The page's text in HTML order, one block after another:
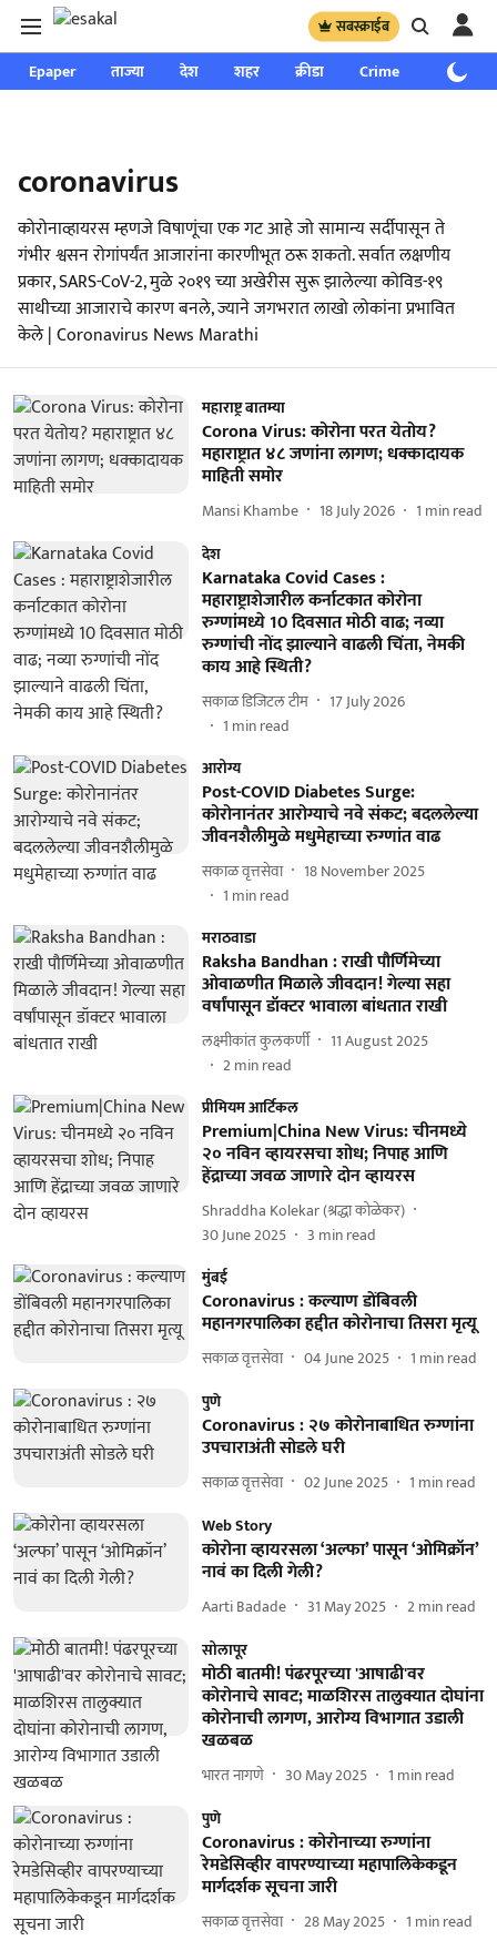
सबस्क्राईब
Epaper ताज्या देश शहर क्रीडा Crime साप्ताहिक
coronavirus
कोरोनाव्हायरस म्हणजे विषाणूंचा एक गट आहे जो सामान्य सर्दीपासून ते
गंभीर श्वसन रोगांपर्यंत आजारांना कारणीभूत ठरू शकतो. सर्वात लक्षणीय
प्रकार, SARS-CoV-2, मुळे २०१९ च्या अखेरीस सुरू झालेल्या कोविड-१९
साथीच्या आजाराचे कारण बनले, ज्याने जगभरात लाखो लोकांना प्रभावित
केले | Coronavirus News Marathi
महाराष्ट्र बातम्या
Corona Virus: कोरोना परत येतोय?
महाराष्ट्रात ४८ जणांना लागण; धक्कादायक
माहिती समोर
Mansi Khambe 18 July 2026 1 min read
देश
Karnataka Covid Cases :
महाराष्ट्राशेजारील कर्नाटकात कोरोना
रुग्णांमध्ये 10 दिवसात मोठी वाढ; नव्या
रुग्णांची नोंद झाल्याने वाढली चिंता, नेमकी
काय आहे स्थिती?
सकाळ डिजिटल टीम
17 July 2026
1 min read
आरोग्य
Post-COVID Diabetes Surge:
कोरोनानंतर आरोग्याचे नवे संकट; बदललेल्या
जीवनशैलीमुळे मधुमेहाच्या रुग्णांत वाढ
सकाळ वृत्तसेवा
18 November 2025
1 min read
मराठवाडा
Raksha Bandhan : राखी पौर्णिमेच्या
ओवाळणीत मिळाले जीवदान! गेल्या सहा
वर्षांपासून डॉक्टर भावाला बांधतात राखी
लक्ष्मीकांत कुलकर्णी
11 August 2025
2min read
प्रीमियम आर्टिकल
Premium|China New Virus: चीनमध्ये
२० नविन व्हायरसचा शोध; निपाह आणि
हेंद्राच्या जवळ जाणारे दोन व्हायरस
Shraddha Kolekar (श्रद्धा कोळेकर)
30 June 2025
3 min read
मुंबई
Coronavirus : कल्याण डोंबिवली
महानगरपालिका हद्दीत कोरोनाचा तिसरा मृत्यू
सकाळ वृत्तसेवा 04 June 2025 1 min read
पुणे
Coronavirus : २७ कोरोनाबाधित रुग्‍णांना
उपचाराअंती सोडले घरी
सकाळ वृत्तसेवा 02 June 2025 1 min read
Web Story
कोरोना व्हायरसला ‘अल्फा’ पासून ‘ओमिक्रॉन’
नावं का दिली गेली?
Aarti Badade 31 May 2025 2min read
सोलापूर
मोठी बातमी! पंढरपूरच्या 'आषाढी'वर
कोरोनाचे सावट; माळशिरस तालुक्यात दोघांना
कोरोनाची लागण, आरोग्य विभागात उडाली
खळबळ
भारत नागणे 30 May 2025 1 min read
पुणे
Coronavirus : कोरोनाच्‍या रुग्‍णांना
रेमडेसिव्‍हीर वापरण्‍याच्‍या महापालिकेकडून
मार्गदर्शक सूचना जारी
सकाळ वृत्तसेवा 28 May 2025 1 min read